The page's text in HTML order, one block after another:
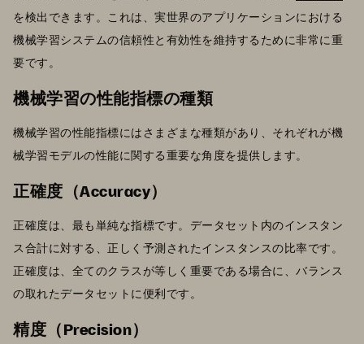
を検出できます。これは、実世界のアプリケーションにおける
機械学習システムの信頼性と有効性を維持するために非常に重
要です。
機械学習の性能指標の種類
機械学習の性能指標にはさまざまな種類があり、それぞれが機
械学習モデルの性能に関する重要な角度を提供します。
正確度（Accuracy）
正確度は、最も単純な指標です。データセット内のインスタン
ス合計に対する、正しく予測されたインスタンスの比率です。
正確度は、全てのクラスが等しく重要である場合に、バランス
の取れたデータセットに便利です。
精度（Precision）